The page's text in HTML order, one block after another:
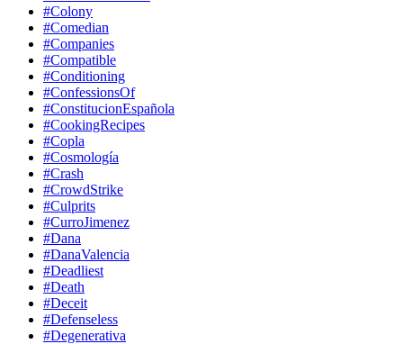
#Colony
#Comedian
#Companies
#Compatible
#Conditioning
#ConfessionsOf
#ConstitucionEspañola
#CookingRecipes
#Copla
#Cosmología
#Crash
#CrowdStrike
#Culprits
#CurroJimenez
#Dana
#DanaValencia
#Deadliest
#Death
#Deceit
#Defenseless
#Degenerativa